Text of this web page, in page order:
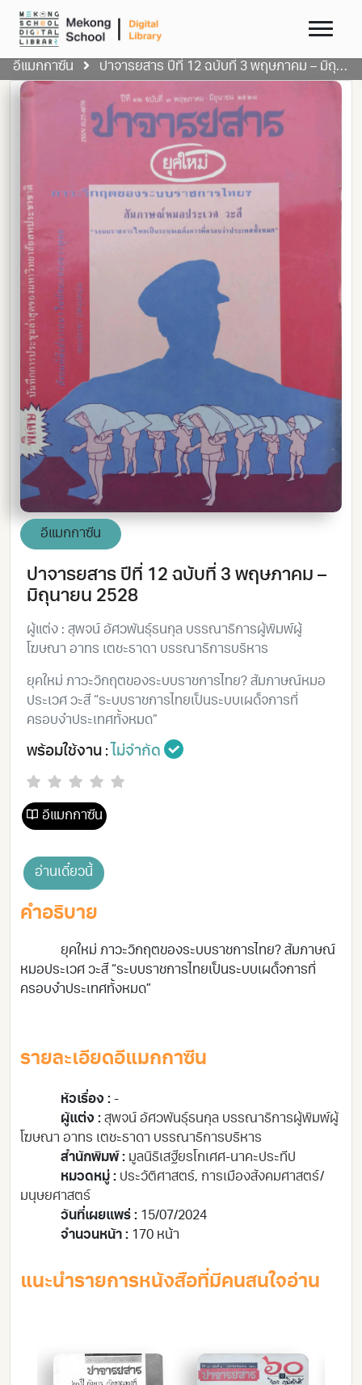
อีแมกกาซีน ปาจารยสาร ปีที่ 12 ฉบับที่ 3 พฤษภาคม – มิถุนายน 2528
อีแมกกาซีน
ปาจารยสาร ปีที่ 12 ฉบับที่ 3 พฤษภาคม –
มิถุนายน 2528
ผู้แต่ง : สุพจน์ อัศวพันธุ์ธนกุล บรรณาธิการผู้พิมพ์ผู้
โฆษณา อาทร เตชะธาดา บรรณาธิการบริหาร
ยุคใหม่ ภาวะวิกฤตของระบบราชการไทย? สัมภาษณ์หมอ
ประเวศ วะสี “ระบบราชการไทยเป็นระบบเผด็จการที่
ครอบงำประเทศทั้งหมด”
พร้อมใช้งาน : ไม่จำกัด
อีแมกกาซีน
อ่านเดี๋ยวนี้
คำอธิบาย
ยุคใหม่ ภาวะวิกฤตของระบบราชการไทย? สัมภาษณ์
หมอประเวศ วะสี “ระบบราชการไทยเป็นระบบเผด็จการที่
ครอบงำประเทศทั้งหมด”
รายละเอียดอีแมกกาซีน
หัวเรื่อง : -
ผู้แต่ง : สุพจน์ อัศวพันธุ์ธนกุล บรรณาธิการผู้พิมพ์ผู้
โฆษณา อาทร เตชะธาดา บรรณาธิการบริหาร
สำนักพิมพ์ : มูลนิธิเสฐียรโกเศศ-นาคะประทีป
หมวดหมู่ : ประวัติศาสตร์, การเมืองสังคมศาสตร์/
มนุษยศาสตร์
วันที่เผยแพร่ : 15/07/2024
จำนวนหน้า : 170 หน้า
แนะนำรายการหนังสือที่มีคนสนใจอ่าน